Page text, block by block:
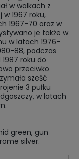
w walkach z
1967 roku,
1967-70 oraz w
je także w
w latach 1976-
88, podczas
roku do
przeciwko
sześć
3 pułku
w latach
green, gun
silver.